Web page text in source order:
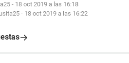
- 18 oct 2019 a las 16:18
- 18 oct 2019 a las 16:22